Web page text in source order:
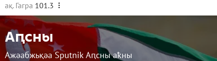
ақ. Гагра 101.3
Аԥсны
Ажәабжьқәа Sputnik Аԥсны аҟны